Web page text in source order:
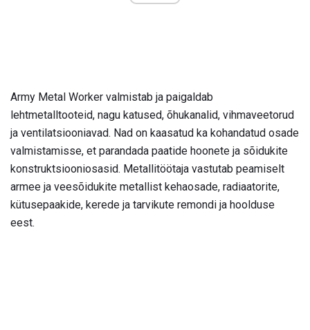
Army Metal Worker valmistab ja paigaldab
lehtmetalltooteid, nagu katused, õhukanalid, vihmaveetorud
ja ventilatsiooniavad. Nad on kaasatud ka kohandatud osade
valmistamisse, et parandada paatide hoonete ja sõidukite
konstruktsiooniosasid. Metallitöötaja vastutab peamiselt
armee ja veesõidukite metallist kehaosade, radiaatorite,
kütusepaakide, kerede ja tarvikute remondi ja hoolduse
eest.